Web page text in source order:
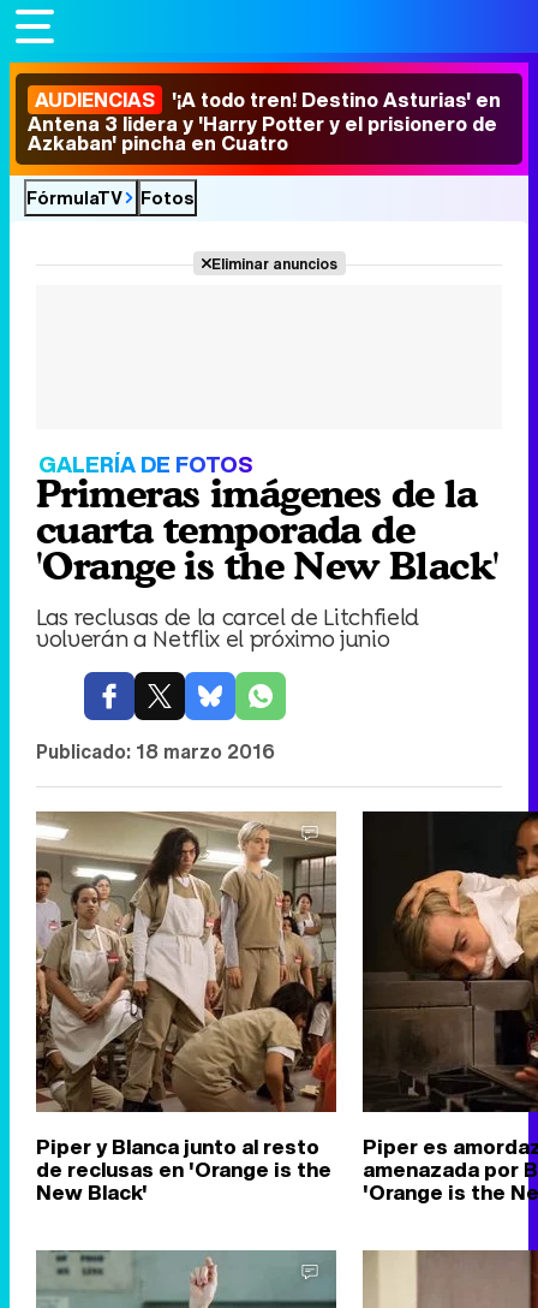
AUDIENCIAS '¡A todo tren! Destino Asturias' en
Antena 3 lidera y 'Harry Potter y el prisionero de
Azkaban' pincha en Cuatro
FórmulaTV Fotos
Eliminar anuncios
GALERÍA DE FOTOS
Primeras imágenes de la
cuarta temporada de
'Orange is the New Black'
Las reclusas de la carcel de Litchfield
volverán a Netflix el próximo junio
Publicado: 18 marzo 2016
Piper y Blanca junto al resto
de reclusas en 'Orange is the
New Black'
Piper es
amenazada por
'Orange is the